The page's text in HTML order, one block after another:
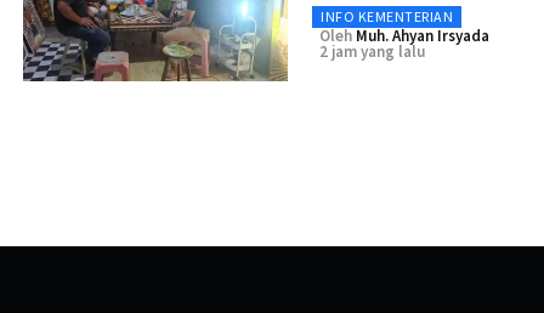
INFO KEMENTERIAN
Oleh Muh. Ahyan Irsyada
2 jam yang lalu